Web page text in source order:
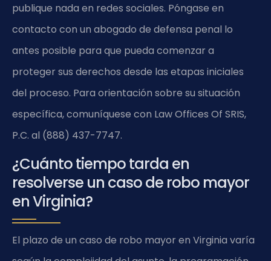
publique nada en redes sociales. Póngase en
contacto con un abogado de defensa penal lo
antes posible para que pueda comenzar a
proteger sus derechos desde las etapas iniciales
del proceso. Para orientación sobre su situación
específica, comuníquese con Law Offices Of SRIS,
P.C. al (888) 437-7747.
¿Cuánto tiempo tarda en
resolverse un caso de robo mayor
en Virginia?
El plazo de un caso de robo mayor en Virginia varía